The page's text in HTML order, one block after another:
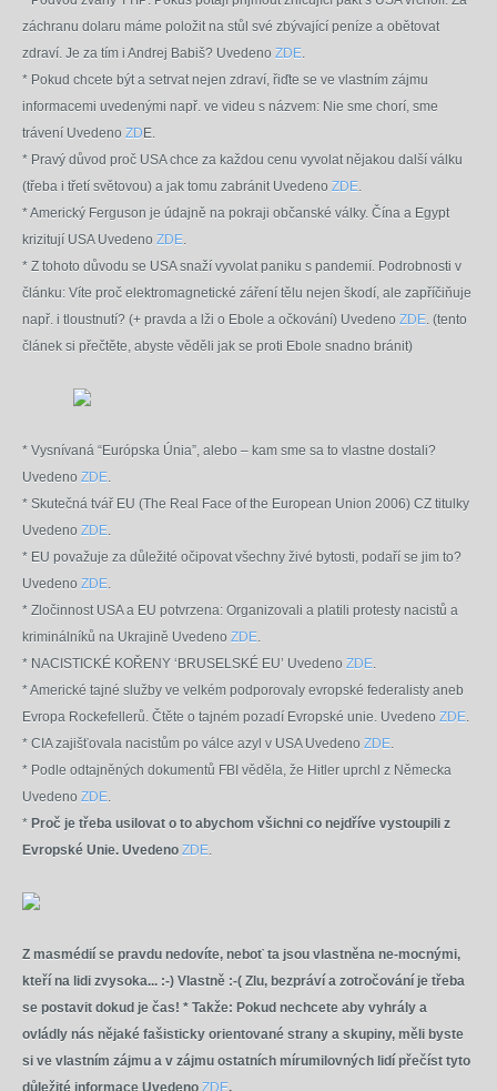
záchranu dolaru máme položit na stůl své zbývající peníze a obětovat
zdraví. Je za tím i Andrej Babiš? Uvedeno ZDE.
* Pokud chcete být a setrvat nejen zdraví, řiďte se ve vlastním zájmu
informacemi uvedenými např. ve videu s názvem: Nie sme chorí, sme
trávení Uvedeno ZD E.
* Pravý důvod proč USA chce za každou cenu vyvolat nějakou další válku
(třeba i třetí světovou) a jak tomu zabránit Uvedeno ZDE.
* Americký Ferguson je údajně na pokraji občanské války. Čína a Egypt
krizitují USA Uvedeno ZDE.
* Z tohoto důvodu se USA snaží vyvolat paniku s pandemií. Podrobnosti v
článku: Víte proč elektromagnetické záření tělu nejen škodí, ale zapříčiňuje
např. i tloustnutí? (+ pravda a lži o Ebole a očkování) Uvedeno ZDE. (tento
článek si přečtěte, abyste věděli jak se proti Ebole snadno bránit)
* Vysnívaná “Európska Únia”, alebo – kam sme sa to vlastne dostali?
Uvedeno ZDE.
* Skutečná tvář EU (The Real Face of the European Union 2006) CZ titulky
Uvedeno ZDE.
* EU považuje za důležité očipovat všechny živé bytosti, podaří se jim to?
Uvedeno ZDE.
* Zločinnost USA a EU potvrzena: Organizovali a platili protesty nacistů a
kriminálníků na Ukrajině Uvedeno ZDE.
* NACISTICKÉ KOŘENY ‘BRUSELSKÉ EU’ Uvedeno ZDE.
* Americké tajné služby ve velkém podporovaly evropské federalisty aneb
Evropa Rockefellerů. Čtěte o tajném pozadí Evropské unie. Uvedeno ZDE.
* CIA zajišťovala nacistům po válce azyl v USA Uvedeno ZDE.
* Podle odtajněných dokumentů FBI věděla, že Hitler uprchl z Německa
Uvedeno ZDE.
* Proč je třeba usilovat o to abychom všichni co nejdříve vystoupili z
Evropské Unie. Uvedeno ZDE.
Z masmédií se pravdu nedovíte, neboť ta jsou vlastněna ne-mocnými,
kteří na lidi zvysoka... :-) Vlastně :-( Zlu, bezpráví a zotročování je třeba
se postavit dokud je čas! * Takže: Pokud nechcete aby vyhrály a
ovládly nás nějaké fašisticky orientované strany a skupiny, měli byste
si ve vlastním zájmu a v zájmu ostatních mírumilovných lidí přečíst tyto
důležité informace Uvedeno ZDE.